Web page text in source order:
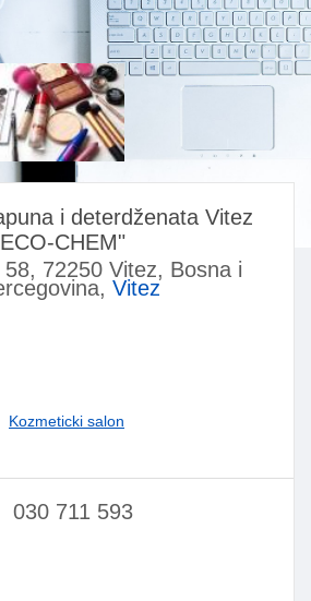
i deterdženata Vitez
CHEM"
72250 Vitez, Bosna i
Vitez
Kozmeticki salon
030 711 593